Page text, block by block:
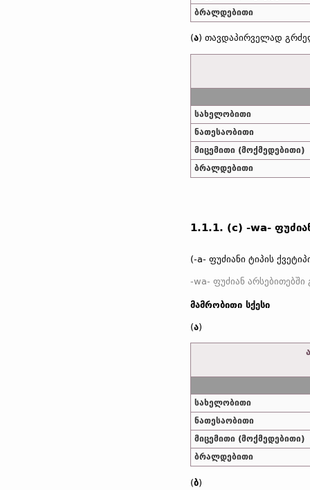
ბრალდებითი
(ა) თავდაპირველად
სახელობითი
ნათესაობითი
მიცემითი (მოქმედებითი)
ბრალდებითი
1.1.1. (c) -wa-
(-a- ფუძიანი ტიპის
-wa- ფუძიან
მამრობითი სქესი
(ა)
სახელობითი
ნათესაობითი
მიცემითი (მოქმედებითი)
ბრალდებითი
(ბ)